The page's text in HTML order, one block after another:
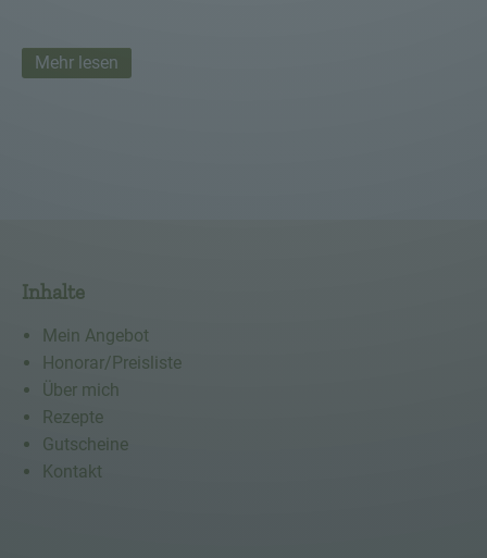
Mehr lesen
Inhalte
Mein Angebot
Honorar/Preisliste
Über mich
Rezepte
Gutscheine
Kontakt